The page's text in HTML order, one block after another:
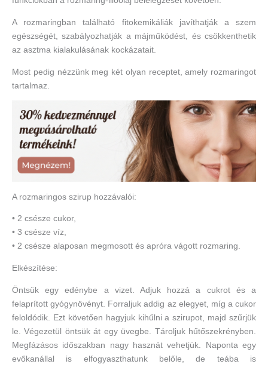
A rozmaringban található fitokemikáliák javíthatják a szem
egészségét, szabályozhatják a májműködést, és csökkenthetik
az asztma kialakulásának kockázatait.
Most pedig nézzünk meg két olyan receptet, amely rozmaringot
tartalmaz.
A rozmaringos szirup hozzávalói:
• 2 csésze cukor,
• 3 csésze víz,
• 2 csésze alaposan megmosott és apróra vágott rozmaring.
Elkészítése:
Öntsük egy edénybe a vizet. Adjuk hozzá a cukrot és a
felaprított gyógynövényt. Forraljuk addig az elegyet, míg a cukor
feloldódik. Ezt követően hagyjuk kihűlni a szirupot, majd szűrjük
le. Végezetül öntsük át egy üvegbe. Tároljuk hűtőszekrényben.
Megfázásos időszakban nagy hasznát vehetjük. Naponta egy
evőkanállal is elfogyaszthatunk belőle, de teába is